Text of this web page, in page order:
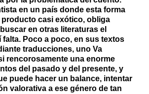
en un país donde esta forma
casi exótico, obliga
en otras literaturas el
falta. Poco a poco, en sus textos
traducciones, uno Va
rencorosamente una enorme
del pasado y del presente, y
puede hacer un balance, intentar
valorativa a ese género de tan